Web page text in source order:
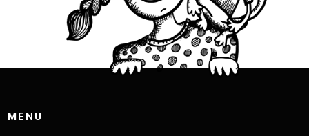
MENU